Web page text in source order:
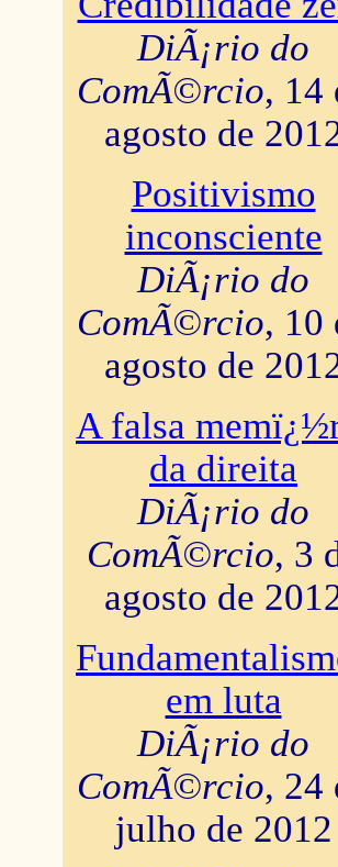
DiÃ¡rio do
ComÃ©rcio, 14
agosto de
Positivismo
inconsciente
DiÃ¡rio do
ComÃ©rcio, 10
agosto de
A falsa
da direita
DiÃ¡rio do
ComÃ©rcio, 3
agosto de
em luta
DiÃ¡rio do
ComÃ©rcio, 24
julho de 2012